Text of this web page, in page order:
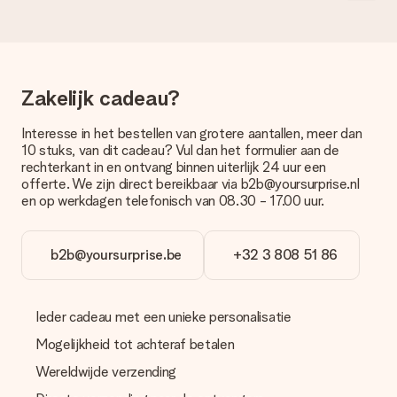
met onze klantenservice.
Betalen
Hoe kan ik mijn bestelling betalen?
Wij bieden de volgende betaalmethodes aan: iDeal, Paypal,
creditcard of handmatige overboeking. Hou bij handmatige
overboeking wel rekening met 3 dagen extra levertijd van je
Cadeau ontvangen
geleverd. Je kunt hiervoor contact opnemen met onze
klantenservice, zij helpen je graag bij het vinden van een
passende oplossing.
Zakelijk cadeau?
Interesse in het bestellen van grotere aantallen, meer dan
10 stuks, van dit cadeau? Vul dan het formulier aan de
rechterkant in en ontvang binnen uiterlijk 24 uur een
offerte. We zijn direct bereikbaar via b2b@yoursurprise.nl
en op werkdagen telefonisch van 08.30 - 17.00 uur.
b2b@yoursurprise.be +32 3 808 51 86
Ieder cadeau met een unieke personalisatie
Mogelijkheid tot achteraf betalen
Wereldwijde verzending